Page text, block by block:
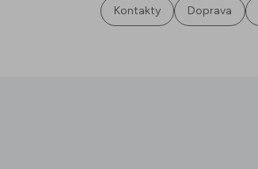
Kontakty Doprava